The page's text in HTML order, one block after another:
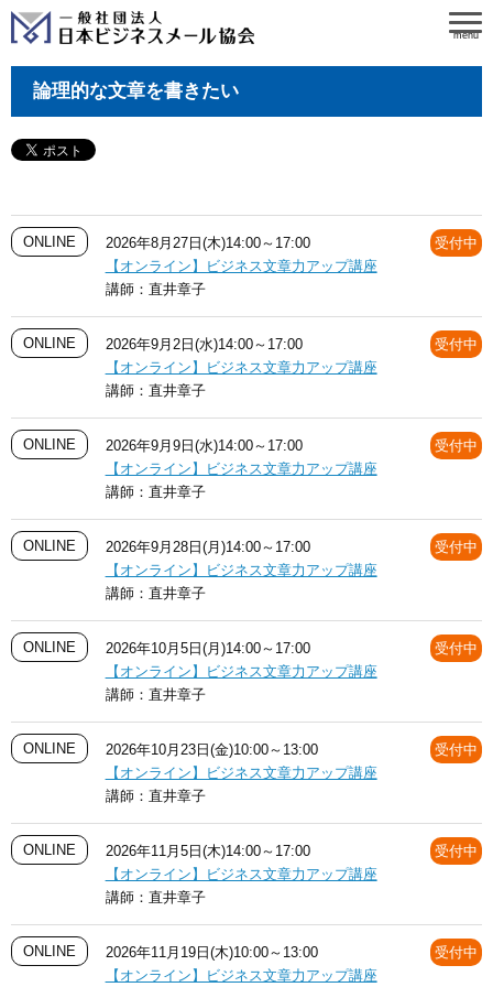
menu
論理的な文章を書きたい
ONLINE
2026年8月27日(木)14:00～17:00
【オンライン】ビジネス文章力アップ講座
受付中
講師： 直井章子
ONLINE
2026年9月2日(水)14:00～17:00
【オンライン】ビジネス文章力アップ講座
受付中
講師： 直井章子
ONLINE
2026年9月9日(水)14:00～17:00
【オンライン】ビジネス文章力アップ講座
受付中
講師： 直井章子
ONLINE
2026年9月28日(月)14:00～17:00
【オンライン】ビジネス文章力アップ講座
受付中
講師： 直井章子
ONLINE
2026年10月5日(月)14:00～17:00
【オンライン】ビジネス文章力アップ講座
受付中
講師： 直井章子
ONLINE
2026年10月23日(金)10:00～13:00
【オンライン】ビジネス文章力アップ講座
受付中
講師： 直井章子
ONLINE
2026年11月5日(木)14:00～17:00
【オンライン】ビジネス文章力アップ講座
受付中
講師： 直井章子
ONLINE
2026年11月19日(木)10:00～13:00
【オンライン】ビジネス文章力アップ講座
受付中